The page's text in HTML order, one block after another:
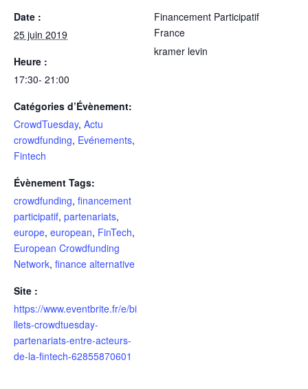
Date :
25 juin 2019
Heure :
17:30- 21:00
Catégories d’Évènement:
CrowdTuesday, Actu
crowdfunding, Evénements,
Fintech
Évènement Tags:
crowdfunding, financement
participatif, partenariats,
europe, european, FinTech,
European Crowdfunding
Network, finance alternative
Site :
https://www.eventbrite.fr/e/bi
llets-crowdtuesday-
partenariats-entre-acteurs-
de-la-fintech-62855870601
Financement Participatif
France
kramer levin